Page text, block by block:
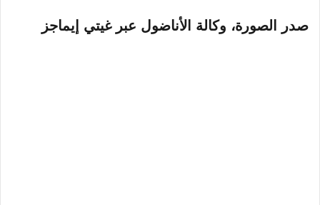
صدر الصورة، وكالة الأناضول عبر غيتي إيماجز